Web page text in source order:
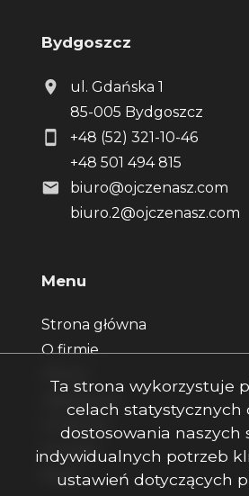
Bydgoszcz
ul. Gdańska 1
85-005 Bydgoszcz
+48 (52) 321-10-46
+48 501 494 815
biuro@ojczenasz.com
biuro.2@ojczenasz.com
Menu
Strona główna
O firmie
Zgłoszenia
Ulubione
Kontakt
Rodo
Ta strona wykorzystuje
celach statystycznych
dostosowania naszych
indywidualnych potrzeb
ustawień dotyczących